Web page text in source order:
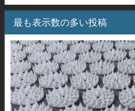
最も表示数の多い投稿